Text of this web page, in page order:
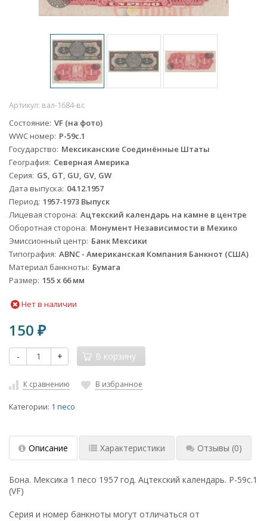
Артикул: вал-1684-вс
Состояние VF (на фото)
WWC номер P-59c.1
Государство Мексиканские Соединённые Штаты
География Северная Америка
Серия GS, GT, GU, GV, GW
Дата выпуска 04.12.1957
Период 1957-1973 Выпуск
Лицевая сторона Ацтекский календарь на камне в центре
Оборотная сторона Монумент Независимости в Мехико
Эмиссионный центр Банк Мексики
Типография ABNC - Американская Компания Банкнот (США)
Материал банкноты Бумага
Размер 155 x 66 мм
Нет в наличии
150 ₽
- + В корзину
К сравнению В избранное
Категории: 1 песо
Описание Характеристики Отзывы (0)
Бона. Мексика 1 песо 1957 год. Ацтекский календарь. P-59c.1
(VF)
Серия и номер банкноты могут отличаться от